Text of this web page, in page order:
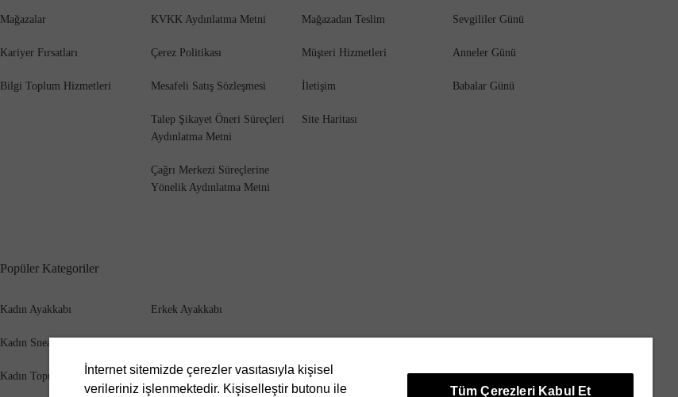
Mağazalar
Kariyer Fırsatları
Bilgi Toplum Hizmetleri
KVKK Aydınlatma Metni
Çerez Politikası
Mesafeli Satış Sözleşmesi
Talep Şikayet Öneri Süreçleri
Aydınlatma Metni
Çağrı Merkezi Süreçlerine
Yönelik Aydınlatma Metni
Mağazadan Teslim
Müşteri Hizmetleri
İletişim
Site Haritası
Sevgililer Günü
Anneler Günü
Babalar Günü
Popüler Kategoriler
Kadın Ayakkabı
Kadın Sneaker
Kadın Topuklu Ayakkabı
Erkek Ayakkabı
Erkek Cüzdan
İnternet sitemizde çerezler vasıtasıyla kişisel
verileriniz işlenmektedir. Kişiselleştir butonu ile
Tüm Çerezleri Kabul Et